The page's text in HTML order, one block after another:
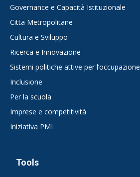
Governance e Capacità Istituzionale
Citta Metropolitane
Cultura e Sviluppo
Ricerca e Innovazione
Sistemi politiche attive per l’occupazione
Inclusione
Per la scuola
Imprese e competitività
Iniziativa PMI
Tools